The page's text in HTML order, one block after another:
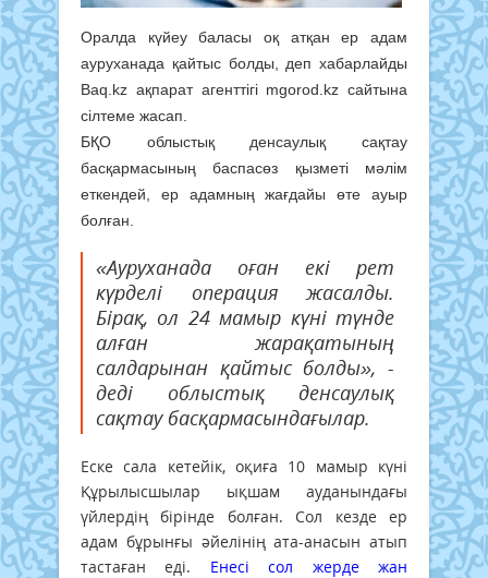
Оралда күйеу баласы оқ атқан ер адам
ауруханада қайтыс болды, деп хабарлайды
Baq.kz ақпарат агенттігі mgorod.kz сайтына
сілтеме жасап.
БҚО облыстық денсаулық сақтау
басқармасының баспасөз қызметі мәлім
еткендей, ер адамның жағдайы өте ауыр
болған.
«Ауруханада оған екі рет
күрделі операция жасалды.
Бірақ, ол 24 мамыр күні түнде
алған жарақатының
салдарынан қайтыс болды», -
деді облыстық денсаулық
сақтау басқармасындағылар.
Еске сала кетейік, оқиға 10 мамыр күні
Құрылысшылар ықшам ауданындағы
үйлердің бірінде болған. Сол кезде ер
адам бұрынғы әйелінің ата-анасын атып
тастаған еді. Енесі сол жерде жан